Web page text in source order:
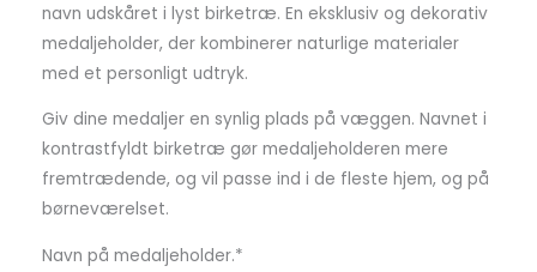
navn udskåret i lyst birketræ. En eksklusiv og dekorativ
medaljeholder, der kombinerer naturlige materialer
med et personligt udtryk.
Giv dine medaljer en synlig plads på væggen. Navnet i
kontrastfyldt birketræ gør medaljeholderen mere
fremtrædende, og vil passe ind i de fleste hjem, og på
børneværelset.
Navn på medaljeholder.*